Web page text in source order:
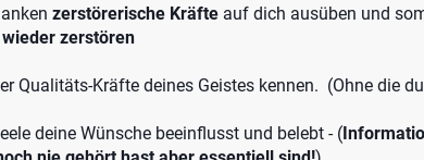
zerstörerische Kräfte auf dich ausüben und
zerstören
Qualitäts-Kräfte deines Geistes kennen. (Ohne die
deine Wünsche beeinflusst und belebt - (